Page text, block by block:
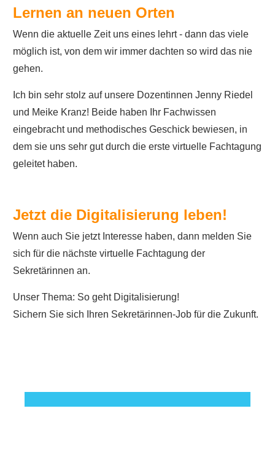
Lernen an neuen Orten
Wenn die aktuelle Zeit uns eines lehrt - dann das viele
möglich ist, von dem wir immer dachten so wird das nie
gehen.
Ich bin sehr stolz auf unsere Dozentinnen Jenny Riedel
und Meike Kranz! Beide haben Ihr Fachwissen
eingebracht und methodisches Geschick bewiesen, in
dem sie uns sehr gut durch die erste virtuelle Fachtagung
geleitet haben.
Jetzt die Digitalisierung leben!
Wenn auch Sie jetzt Interesse haben, dann melden Sie
sich für die nächste virtuelle Fachtagung der
Sekretärinnen an.
Unser Thema: So geht Digitalisierung!
Sichern Sie sich Ihren Sekretärinnen-Job für die Zukunft.